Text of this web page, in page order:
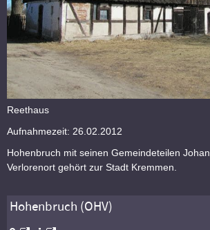
Reethaus
Aufnahmezeit: 26.02.2012
Hohenbruch mit seinen Gemeindeteilen
Verlorenort gehört zur Stadt Kremmen.
Hohenbruch (OHV)